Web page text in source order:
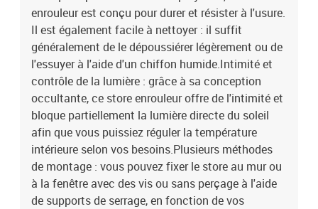
d'une épaisseur de feuillure de 1,6 à 2,5 cm.Accessoires de
montage inclusAssemblage requis : oui
enrouleur est conçu pour durer et résister à l'usure.
Il est également facile à nettoyer : il suffit
généralement de le dépoussiérer légèrement ou de
l'essuyer à l'aide d'un chiffon humide.Intimité et
contrôle de la lumière : grâce à sa conception
occultante, ce store enrouleur offre de l'intimité et
bloque partiellement la lumière directe du soleil
afin que vous puissiez réguler la température
intérieure selon vos besoins.Plusieurs méthodes
de montage : vous pouvez fixer le store au mur ou
à la fenêtre avec des vis ou sans perçage à l'aide
de supports de serrage, en fonction de vos